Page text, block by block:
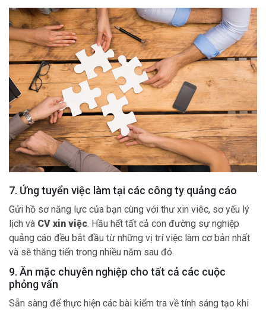
7. Ứng tuyển việc làm tại các công ty quảng cáo
Gửi hồ sơ năng lực của bạn cùng với thư xin viêc, sơ yếu lý
lịch và CV xin việc. Hầu hết tất cả con đường sự nghiệp
quảng cáo đều bắt đầu từ những vị trí việc làm cơ bản nhất
và sẽ thăng tiến trong nhiều năm sau đó.
9. Ăn mặc chuyên nghiệp cho tất cả các cuộc
phỏng vấn
Sẵn sàng để thực hiện các bài kiểm tra về tính sáng tạo khi